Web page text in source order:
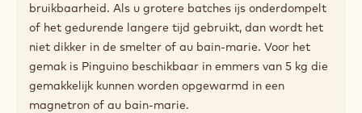
bruikbaarheid. Als u grotere batches ijs onderdompelt
of het gedurende langere tijd gebruikt, dan wordt het
niet dikker in de smelter of au bain-marie. Voor het
gemak is Pinguino beschikbaar in emmers van 5 kg die
gemakkelijk kunnen worden opgewarmd in een
magnetron of au bain-marie.